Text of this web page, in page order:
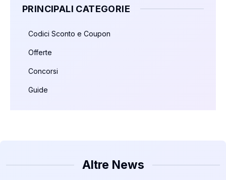
PRINCIPALI CATEGORIE
Codici Sconto e Coupon
Offerte
Concorsi
Guide
Altre News